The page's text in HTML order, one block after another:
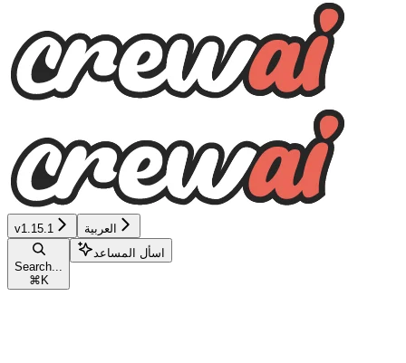
v1.15.1 العربية
Search...
⌘ K
اسأل المساعد